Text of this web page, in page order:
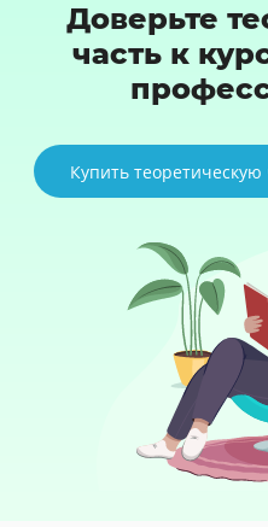
Доверьте
часть к
Купить теоретическую